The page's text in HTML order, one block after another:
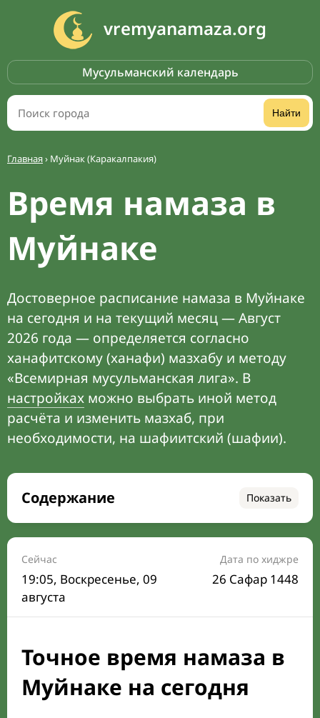
vremyanamaza.org
Мусульманский календарь
Найти
Главная› Муйнак (Каракалпакия)
Время намаза в
Муйнаке
Достоверное расписание намаза в Муйнаке
на сегодня и на текущий месяц — Август
2026 года — определяется согласно
ханафитскому (ханафи) мазхабу и методу
«Всемирная мусульманская лига». В
настройках можно выбрать иной метод
расчёта и изменить мазхаб, при
необходимости, на шафиитский (шафии).
Содержание Показать
Время намаза на сегодня
Расписание на месяц
Время Сухура и Ифтара на сегодня
Календарь рамадана
Направление киблы
Сейчас
19:05, Воскресенье, 09
августа
Дата по хиджре
26 Сафар 1448
Точное время намаза в
Муйнаке на сегодня